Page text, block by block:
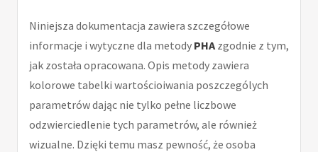
Niniejsza dokumentacja zawiera szczegółowe
informacje i wytyczne dla metody PHA zgodnie z tym,
jak została opracowana. Opis metody zawiera
kolorowe tabelki wartościoiwania poszczególych
parametrów dając nie tylko pełne liczbowe
odzwierciedlenie tych parametrów, ale również
wizualne. Dzięki temu masz pewność, że osoba